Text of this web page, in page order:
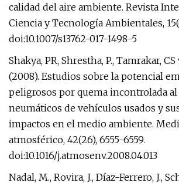
calidad del aire ambiente. Revista
Ciencia y Tecnología Ambientales,
doi:10.1007/s13762-017-1498-5
Shakya, PR, Shrestha, P., Tamrakar,
(2008). Estudios sobre la potencial
peligrosos por quema incontrolada
neumáticos de vehículos usados ​​y
impactos en el medio ambiente.
atmosférico, 42(26), 6555-6559.
doi:10.1016/j.atmosenv.2008.04.013
Nadal, M., Rovira, J., Díaz-Ferrero, J.,